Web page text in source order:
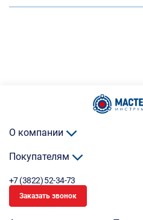
О компании
Покупателям
+7 (3822) 52-34-73
Заказать звонок